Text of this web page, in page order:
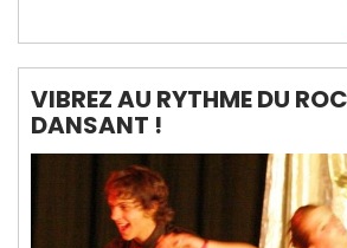
VIBREZ AU RYTHME DU
DANSANT !